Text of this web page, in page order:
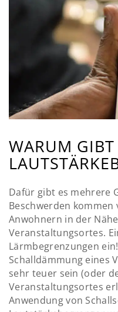
WARUM GIBT
Dafür gibt es mehrere
Beschwerden
Anwohnern in der
Veranstaltungsortes.
Lärmbegrenzungen
Schalldämmung eines
sehr teuer sein (oder
Veranstaltungsortes
Anwendung von